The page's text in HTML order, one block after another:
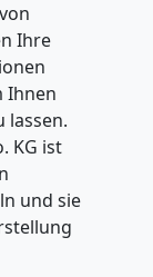
Ihre
Ihnen
lassen.
KG ist
und sie